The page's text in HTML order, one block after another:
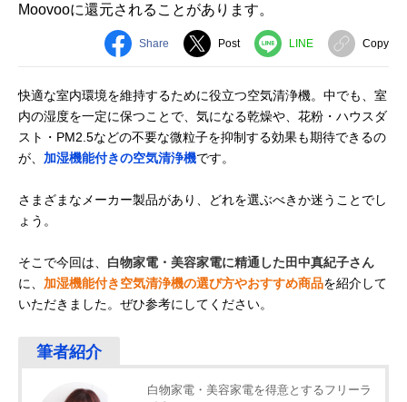
Moovooに還元されることがあります。
Share Post LINE Copy
快適な室内環境を維持するために役立つ空気清浄機。中でも、室
内の湿度を一定に保つことで、気になる乾燥や、花粉・ハウスダ
スト・PM2.5などの不要な微粒子を抑制する効果も期待できるの
が、 加湿機能付きの空気清浄機です。
さまざまなメーカー製品があり、どれを選ぶべきか迷うことでし
ょう。
そこで今回は、 白物家電・美容家電に精通した田中真紀子さん
に、 加湿機能付き空気清浄機の選び方やおすすめ商品を紹介して
いただきました。ぜひ参考にしてください。
白物家電・美容家電を得意とするフリーラ